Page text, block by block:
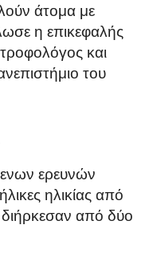
άτομα με
η επικεφαλής
και
του
ερευνών
ηλικίας από
από δύο